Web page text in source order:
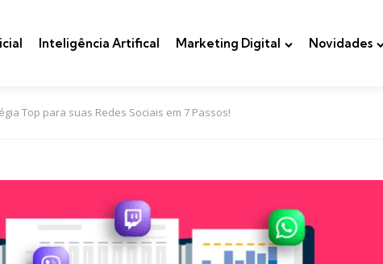
Inteligência Artifical Marketing Digital Novidades
Top para suas Redes Sociais em 7 Passos!